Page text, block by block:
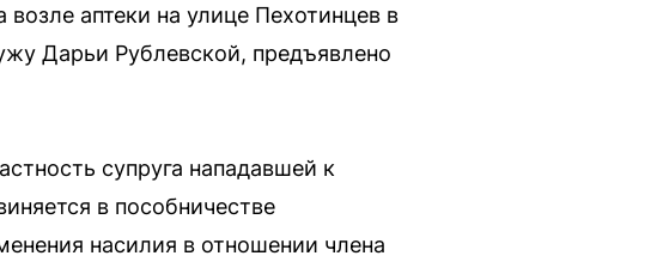
аптеки на улице Пехотинцев в
Дарьи Рублевской, предъявлено
супруга нападавшей к
в пособничестве
насилия в отношении члена